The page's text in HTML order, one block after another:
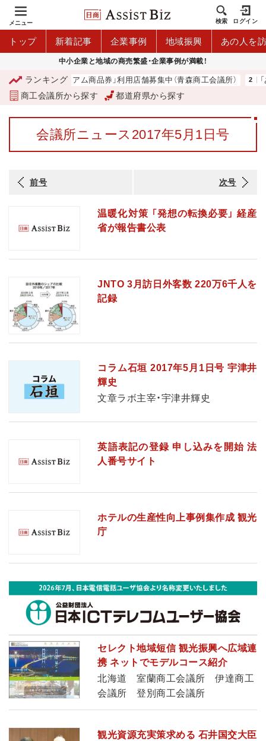
メニュー 検索 ログイン
トップ 新着記事 企業事例 地域振興 あの人を
中小企業と地域の商売繁盛・企業事例が満載！
ランキング
「青森市プレミアム商品券」利用店舗募集中（青森商工会議所） 「
商工会議所から探す 都道府県から探す
会議所ニュース2017年5月1日号
前号 次号
温暖化対策 「発想の転換必要」 経産
省が報告書公表
JNTO 3月訪日外客数 220万6千人を
記録
コラム石垣 2017年5月1日号 宇津井
輝史
文章ラボ主宰・宇津井輝史
英語表記の登録 申し込みを開始 法
人番号サイト
ホテルの生産性向上事例集作成 観光
庁
セレクト地域短信 観光振興へ広域連
携 ネットでモデルコース紹介
北海道 室蘭商工会議所 伊達商工
会議所 登別商工会議所
観光資源充実策求める 石井国交大臣